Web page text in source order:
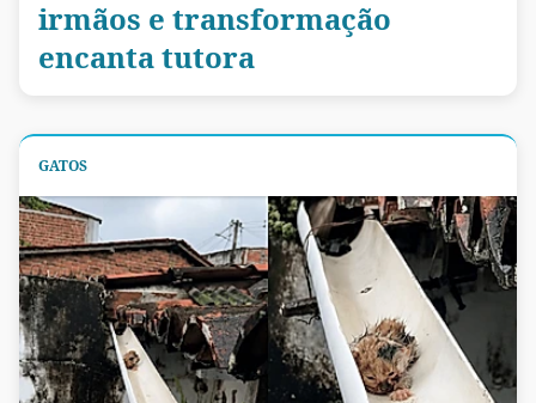
irmãos e transformação
encanta tutora
GATOS